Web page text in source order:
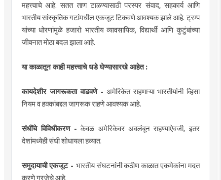
महत्त्वाचे आहे. सतत ताण टाळण्यासाठी परस्पर संवाद, सहकार्य आणि
भारतीय सांस्कृतिक गटांमधील एकजूट टिकवणे आवश्यक झाले आहे. ट्रम्प
यांच्या धोरणांमुळे हजारो भारतीय व्यावसायिक, विद्यार्थी आणि कुटुंबांच्या
जीवनात मोठा बदल झाला आहे.
या काळातून काही महत्त्वाचे धडे घेण्यासारखे आहेत :
कायदेशीर जागरूकता वाढवणे - अमेरिकेत राहणाऱ्या भारतीयांनी व्हिसा
नियम व हक्कांबद्दल जागरूक राहणे आवश्यक आहे.
संधींचे विविधीकरण - केवळ अमेरिकेवर अवलंबून राहण्याऐवजी, इतर
देशांमध्येही संधी शोधायला हव्यात.
समुदायाची एकजूट - भारतीय संघटनांनी कठीण काळात एकमेकांना मदत
करणे गरजेचे आहे.